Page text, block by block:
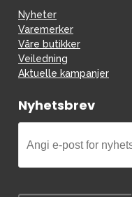
Nyheter
Varemerker
Våre butikker
Veiledning
Aktuelle kampanjer
Nyhetsbrev